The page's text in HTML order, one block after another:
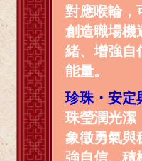
對應喉輪，
創造職場機
緒、增強自
能量。
珍珠・安定
珠瑩潤光潔
象徵勇氣與
強自信、積